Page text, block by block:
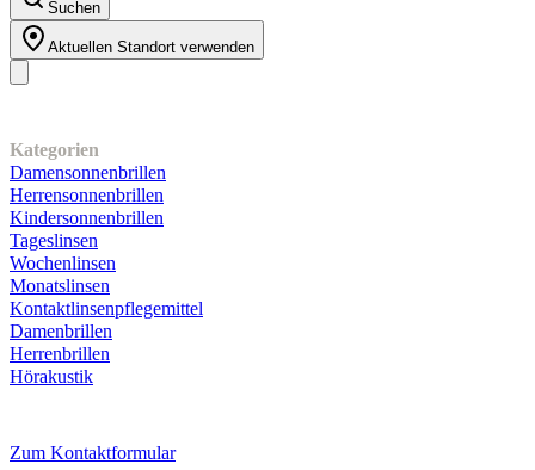
Suchen
Aktuellen Standort verwenden
Kategorien
Damensonnenbrillen
Herrensonnenbrillen
Kindersonnenbrillen
Tageslinsen
Wochenlinsen
Monatslinsen
Kontaktlinsenpflegemittel
Damenbrillen
Herrenbrillen
Hörakustik
Zum Kontaktformular